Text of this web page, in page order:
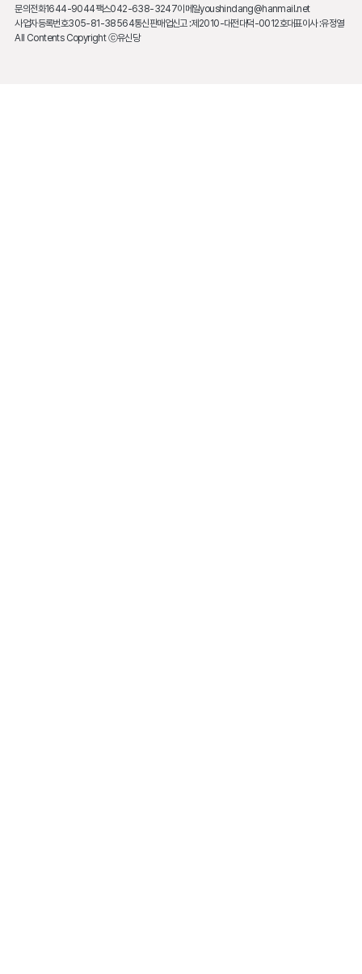
문의전화1644-9044팩스042-638-3247이메일youshindang@hanmail.net
사업자등록번호305-81-38564통신판매업신고 :제2010-대전대덕-0012호대표이사 :유정열
All Contents Copyright ⓒ유신당